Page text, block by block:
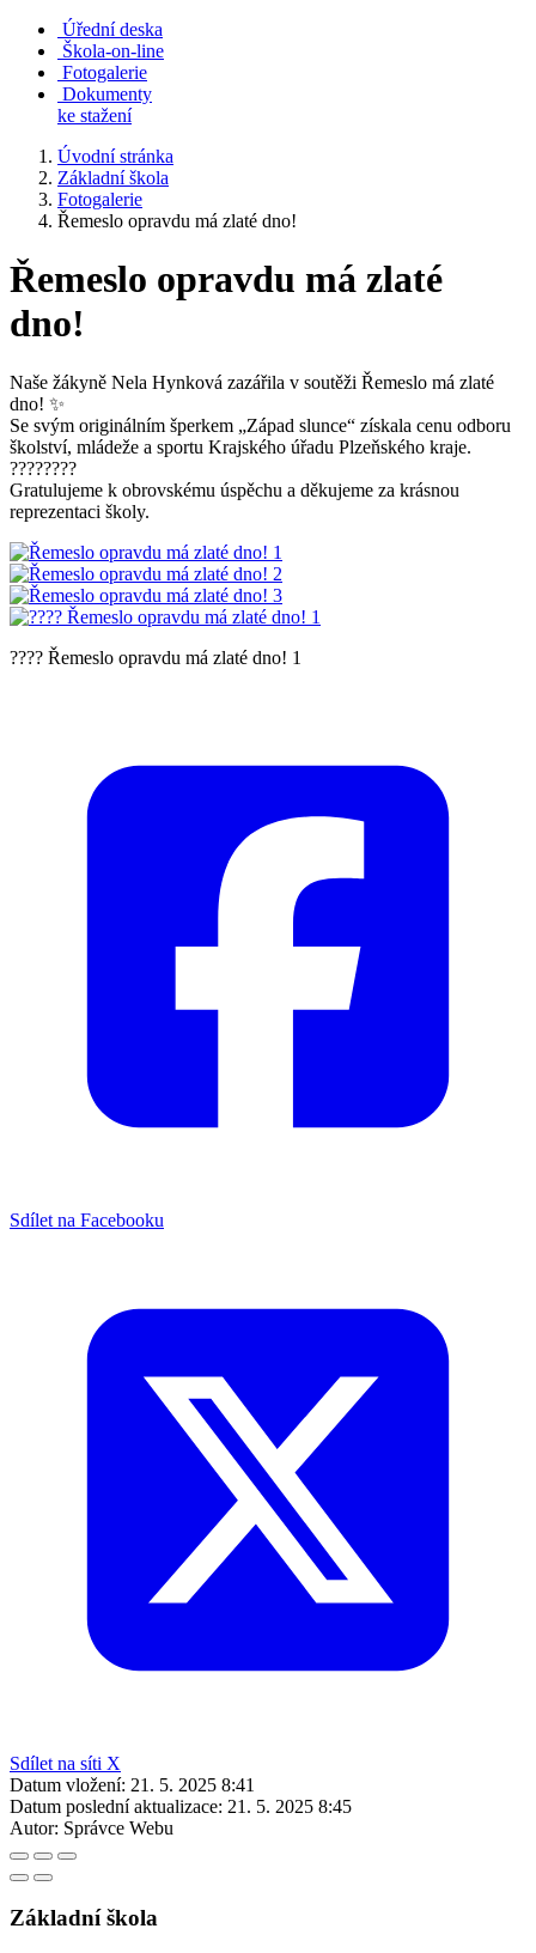
Úřední deska
Škola-on-line
Fotogalerie
Dokumenty
ke stažení
Úvodní stránka
Základní škola
Fotogalerie
Řemeslo opravdu má zlaté dno!
Řemeslo opravdu má zlaté
dno!
Naše žákyně Nela Hynková zazářila v soutěži Řemeslo má zlaté
dno! ✨
Se svým originálním šperkem „Západ slunce“ získala cenu odboru
školství, mládeže a sportu Krajského úřadu Plzeňského kraje.
????????
Gratulujeme k obrovskému úspěchu a děkujeme za krásnou
reprezentaci školy.
???? Řemeslo opravdu má zlaté dno! 1
Sdílet na Facebooku
Sdílet na síti X
Datum vložení: 21. 5. 2025 8:41
Datum poslední aktualizace: 21. 5. 2025 8:45
Autor: Správce Webu
Základní škola